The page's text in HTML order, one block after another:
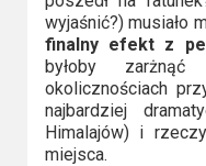
wyjaśnić?) musiało
finalny efekt z
byłoby
okolicznościach
najbardziej
Himalajów) i
miejsca.